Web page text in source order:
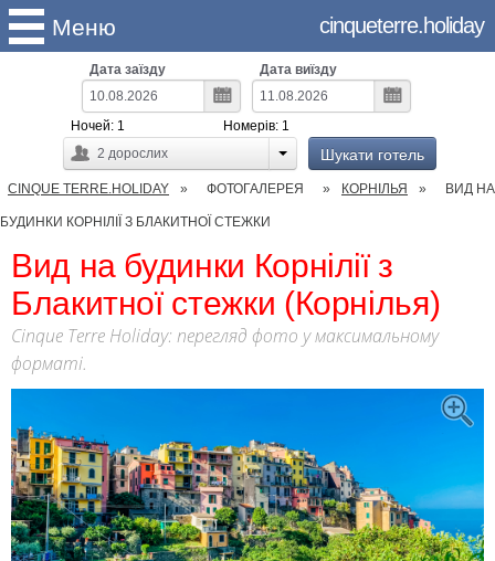
Меню cinqueterre.holiday
Дата заїзду Дата виїзду
2 дорослих
Ночей: 1 Номерів: 1
Шукати готель
CINQUE TERRE.HOLIDAY ФОТОГАЛЕРЕЯ КОРНІЛЬЯ ВИД НА
БУДИНКИ КОРНІЛІЇ З БЛАКИТНОЇ СТЕЖКИ
Вид на будинки Корнілії з
Блакитної стежки (Корнілья)
Cinque Terre Holiday: перегляд фото у максимальному
форматі.